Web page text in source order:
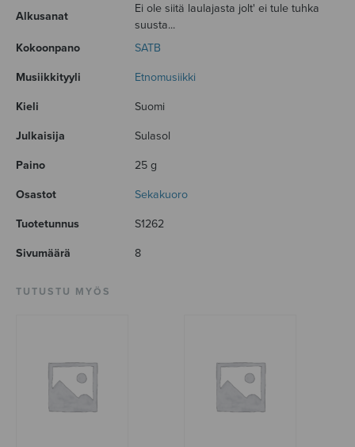
Alkusanat
Ei ole siitä laulajasta jolt' ei tule tuhka
suusta...
Kokoonpano
SATB
Musiikkityyli Etnomusiikki
Kieli Suomi
Julkaisija Sulasol
Paino 25 g
Osastot Sekakuoro
Tuotetunnus S1262
Sivumäärä 8
TUTUSTU MYÖS